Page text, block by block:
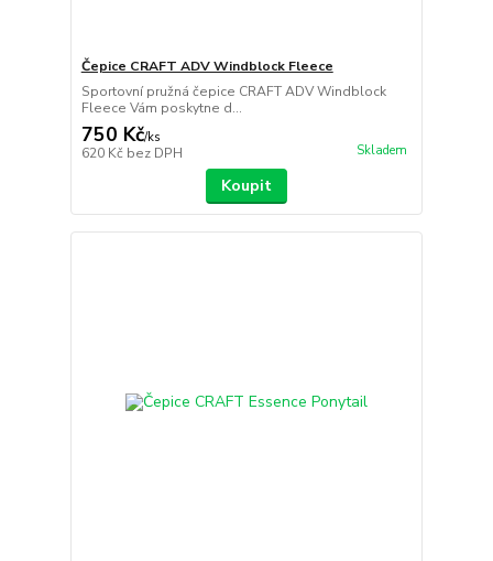
Čepice CRAFT ADV Windblock Fleece
Sportovní pružná čepice CRAFT ADV Windblock
Fleece Vám poskytne d...
750 Kč/ks
620 Kč bez DPH Skladem
Koupit